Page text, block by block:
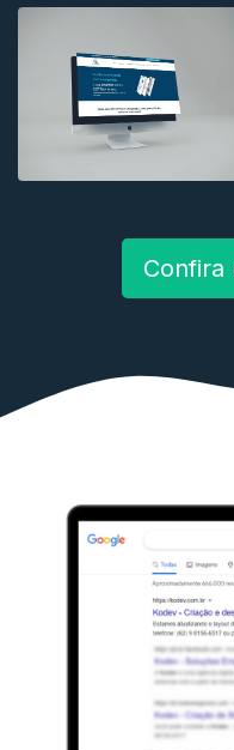
Confira